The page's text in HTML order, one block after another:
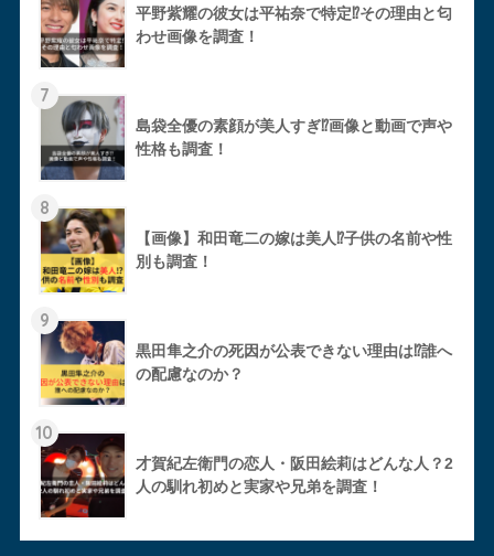
平野紫耀の彼女は平祐奈で特定⁉︎その理由と匂
わせ画像を調査！
7
島袋全優の素顔が美人すぎ⁉︎画像と動画で声や
性格も調査！
8
【画像】和田竜二の嫁は美人⁉︎子供の名前や性
別も調査！
9
黒田隼之介の死因が公表できない理由は⁉︎誰へ
の配慮なのか？
10
才賀紀左衛門の恋人・阪田絵莉はどんな人？2
人の馴れ初めと実家や兄弟を調査！